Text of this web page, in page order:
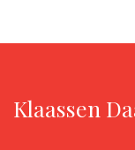
Klaassen